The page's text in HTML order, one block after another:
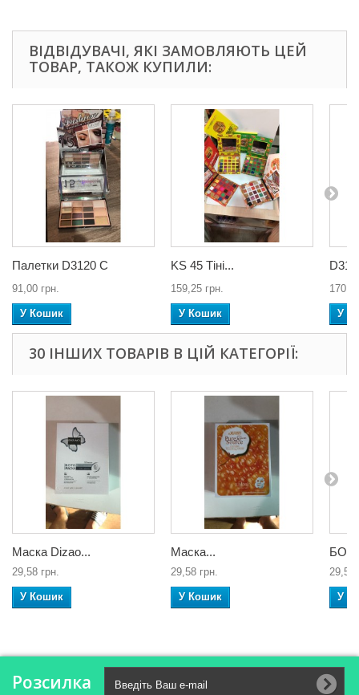
ВІДВІДУВАЧІ, ЯКІ ЗАМОВЛЯЮТЬ ЦЕЙ
ТОВАР, ТАКОЖ КУПИЛИ:
Палетки D3120 C
91,00 грн.
У Кошик
KS 45 Тіні...
159,25 грн.
У Кошик У
30 ІНШИХ ТОВАРІВ В ЦІЙ КАТЕГОРІЇ:
Маска Dizao...
29,58 грн.
У Кошик
Маска...
29,58 грн.
У Кошик
29,58
У
Розсилка